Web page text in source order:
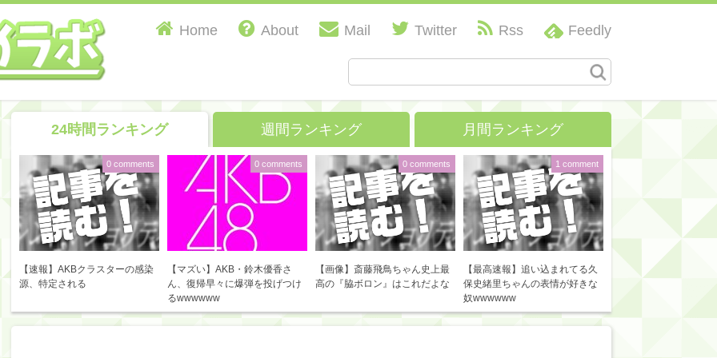
Home About Mail Twitter Rss Feedly
24時間ランキング 週間ランキング 月間ランキング
【速報】AKBクラスターの感染
源、特定される
0 comments
【マズい】AKB・鈴木優香さ
ん、復帰早々に爆弾を投げつけ
るwwwwww
0 comments
【画像】斎藤飛鳥ちゃん史上最
高の『脇ボロン』はこれだよな
0 comments
【最高速報】追い込まれてる久
保史緒里ちゃんの表情が好きな
奴wwwwww
1 comment